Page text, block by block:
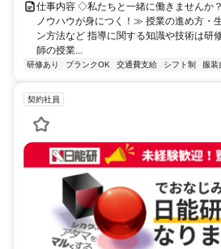
仕事内容 ◇私たちと一緒に働きませんか
ノウハウが身につく！≫ 授業の進め方・
ン方法など 指導に関する知識や技術は研
師の授業...
研修あり ブランクOK 交通費支給 シフト制 服装
契約社員